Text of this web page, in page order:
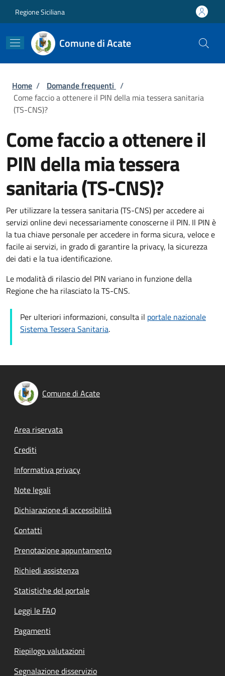
Regione Siciliana
Comune di Acate
Briciole di pane
Home / Domande frequenti /
Come faccio a ottenere il PIN della mia tessera sanitaria
(TS-CNS)?
Come faccio a ottenere il
PIN della mia tessera
sanitaria (TS-CNS)?
Per utilizzare la tessera sanitaria (TS-CNS) per accedere ai
servizi online devi necessariamente conoscerne il PIN. Il PIN è
la tua chiave personale per accedere in forma sicura, veloce e
facile ai servizi, in grado di garantire la privacy, la sicurezza
dei dati e la tua identificazione.
Le modalità di rilascio del PIN variano in funzione della
Regione che ha rilasciato la TS-CNS.
Per ulteriori informazioni, consulta il portale nazionale
Sistema Tessera Sanitaria.
Comune di Acate
Footer menu
Area riservata
Crediti
Informativa privacy
Note legali
Dichiarazione di accessibilità
Contatti
Prenotazione appuntamento
Richiedi assistenza
Statistiche del portale
Leggi le FAQ
Pagamenti
Riepilogo valutazioni
Segnalazione disservizio